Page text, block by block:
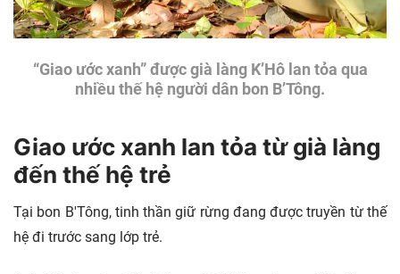
“Giao ước xanh” được già làng K’Hô lan tỏa qua
nhiều thế hệ người dân bon B’Tông.
Giao ước xanh lan tỏa từ già làng
đến thế hệ trẻ
Tại bon B'Tông, tinh thần giữ rừng đang được truyền từ thế
hệ đi trước sang lớp trẻ.